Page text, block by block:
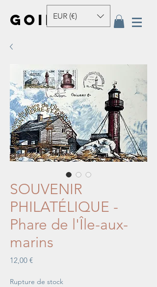
GOINEAU
EUR (€)
SOUVENIR
PHILATÉLIQUE -
Phare de l'Île-aux-
marins
12,00 €Prix
Rupture de stock